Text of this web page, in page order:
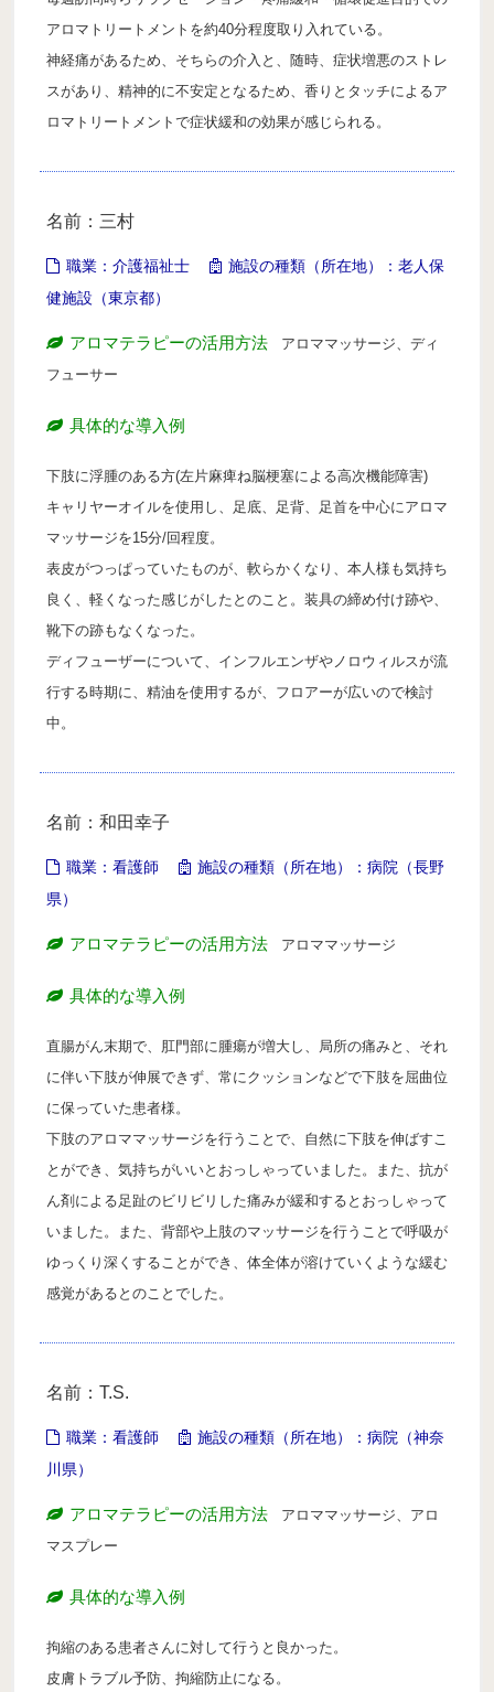
アロマトリートメントを約40分程度取り入れている。
神経痛があるため、そちらの介入と、随時、症状増悪のストレ
スがあり、精神的に不安定となるため、香りとタッチによるア
ロマトリートメントで症状緩和の効果が感じられる。
名前：三村
職業：介護福祉士
施設の種類（所在地）：老人保
健施設（東京都）
アロマテラピーの活用方法
アロママッサージ、ディ
フューサー
具体的な導入例
下肢に浮腫のある方(左片麻痺ね脳梗塞による高次機能障害)
キャリヤーオイルを使用し、足底、足背、足首を中心にアロマ
マッサージを15分/回程度。
表皮がつっぱっていたものが、軟らかくなり、本人様も気持ち
良く、軽くなった感じがしたとのこと。装具の締め付け跡や、
靴下の跡もなくなった。
ディフューザーについて、インフルエンザやノロウィルスが流
行する時期に、精油を使用するが、フロアーが広いので検討
中。
名前：和田幸子
職業：看護師
施設の種類（所在地）：病院（長野
県）
アロマテラピーの活用方法 アロママッサージ
具体的な導入例
直腸がん末期で、肛門部に腫瘍が増大し、局所の痛みと、それ
に伴い下肢が伸展できず、常にクッションなどで下肢を屈曲位
に保っていた患者様。
下肢のアロママッサージを行うことで、自然に下肢を伸ばすこ
とができ、気持ちがいいとおっしゃっていました。また、抗が
ん剤による足趾のビリビリした痛みが緩和するとおっしゃって
いました。また、背部や上肢のマッサージを行うことで呼吸が
ゆっくり深くすることができ、体全体が溶けていくような緩む
感覚があるとのことでした。
名前：T.S.
職業：看護師
施設の種類（所在地）：病院（神奈
川県）
アロマテラピーの活用方法
アロママッサージ、アロ
マスプレー
具体的な導入例
拘縮のある患者さんに対して行うと良かった。
皮膚トラブル予防、拘縮防止になる。
卒業生の活動
病院のアロマ施術日誌